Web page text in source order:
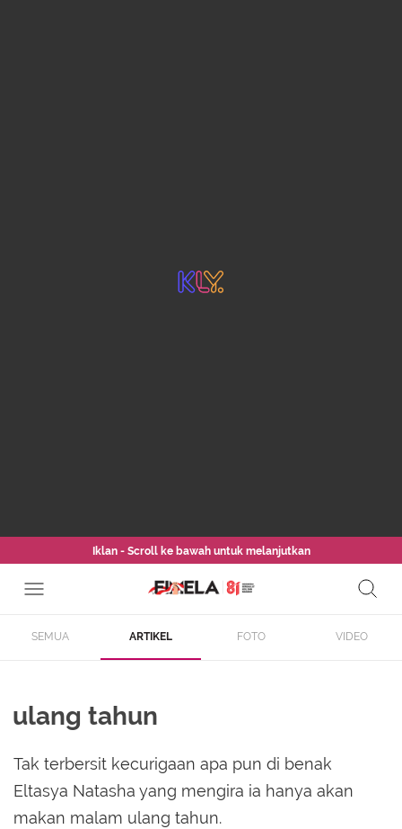
Iklan - Scroll ke bawah untuk melanjutkan
SEMUA ARTIKEL FOTO VIDEO
ulang tahun
Tak terbersit kecurigaan apa pun di benak
Eltasya Natasha yang mengira ia hanya akan
makan malam ulang tahun.